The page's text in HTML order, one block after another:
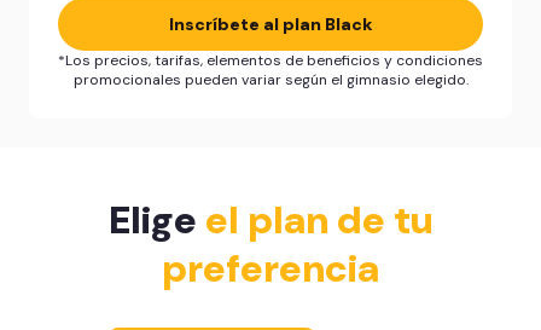
Inscríbete al plan Black
*Los precios, tarifas, elementos de beneficios y condiciones
promocionales pueden variar según el gimnasio elegido.
Elige el plan de tu
preferencia